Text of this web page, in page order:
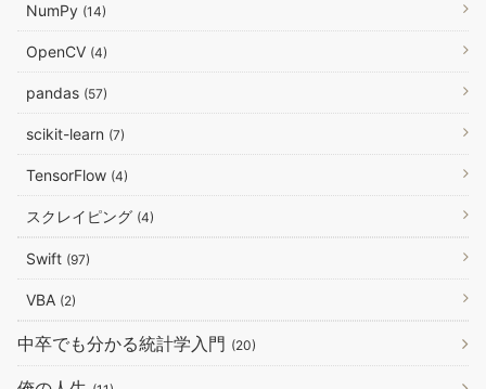
NumPy (14)
OpenCV (4)
pandas (57)
scikit-learn (7)
TensorFlow (4)
スクレイピング (4)
Swift (97)
VBA (2)
中卒でも分かる統計学入門 (20)